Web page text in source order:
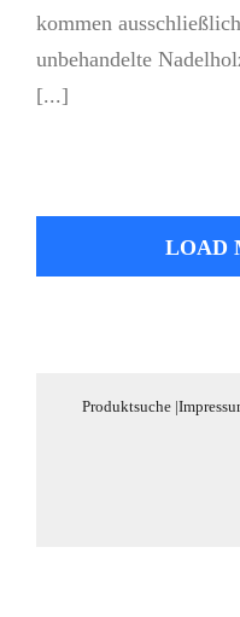
kommen
unbehandelte
[...]
LOAD
Produktsuche |